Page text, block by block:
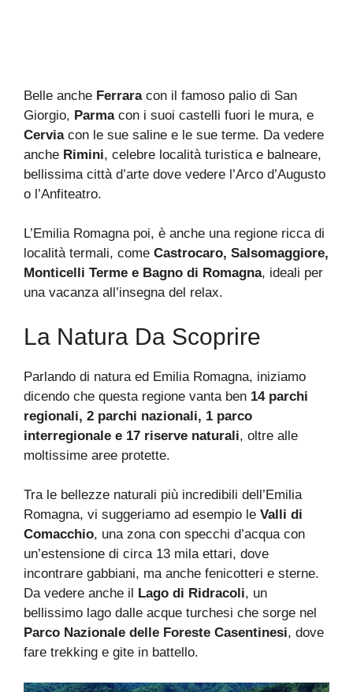
Belle anche Ferraracon il famoso palio di San
Giorgio, Parmacon i suoi castelli fuori le mura, e
Cerviacon le sue saline e le sue terme. Da vedere
anche Rimini, celebre località turistica e balneare,
bellissima città d’arte dove vedere l’Arco d’Augusto
o l’Anfiteatro.
L’Emilia Romagna poi, è anche una regione ricca di
località termali, come Castrocaro, Salsomaggiore,
Monticelli Terme e Bagno di Romagna, ideali per
una vacanza all’insegna del relax.
La Natura Da Scoprire
Parlando di natura ed Emilia Romagna, iniziamo
dicendo che questa regione vanta ben 14 parchi
regionali, 2 parchi nazionali, 1 parco
interregionale e 17 riserve naturali, oltre alle
moltissime aree protette.
Tra le bellezze naturali più incredibili dell’Emilia
Romagna, vi suggeriamo ad esempio le Valli di
Comacchio, una zona con specchi d’acqua con
un’estensione di circa 13 mila ettari, dove
incontrare gabbiani, ma anche fenicotteri e sterne.
Da vedere anche il
Lago di Ridracoli, un
bellissimo lago dalle acque turchesi che sorge nel
Parco Nazionale delle Foreste Casentinesi, dove
fare trekking e gite in battello.